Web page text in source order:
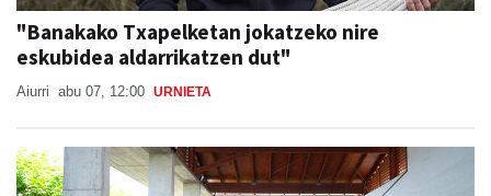
"Banakako Txapelketan jokatzeko nire
eskubidea aldarrikatzen dut"
Aiurri abu 07, 12:00 URNIETA